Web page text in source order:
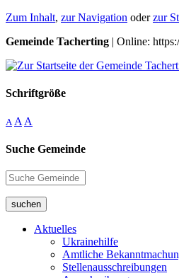
Zum Inhalt, zur Navigation oderzur
Gemeinde Tacherting | Online:
Schriftgröße
A A A
Suche Gemeinde
suchen
Aktuelles
Ukrainehilfe
Amtliche
Stellenausschreibungen